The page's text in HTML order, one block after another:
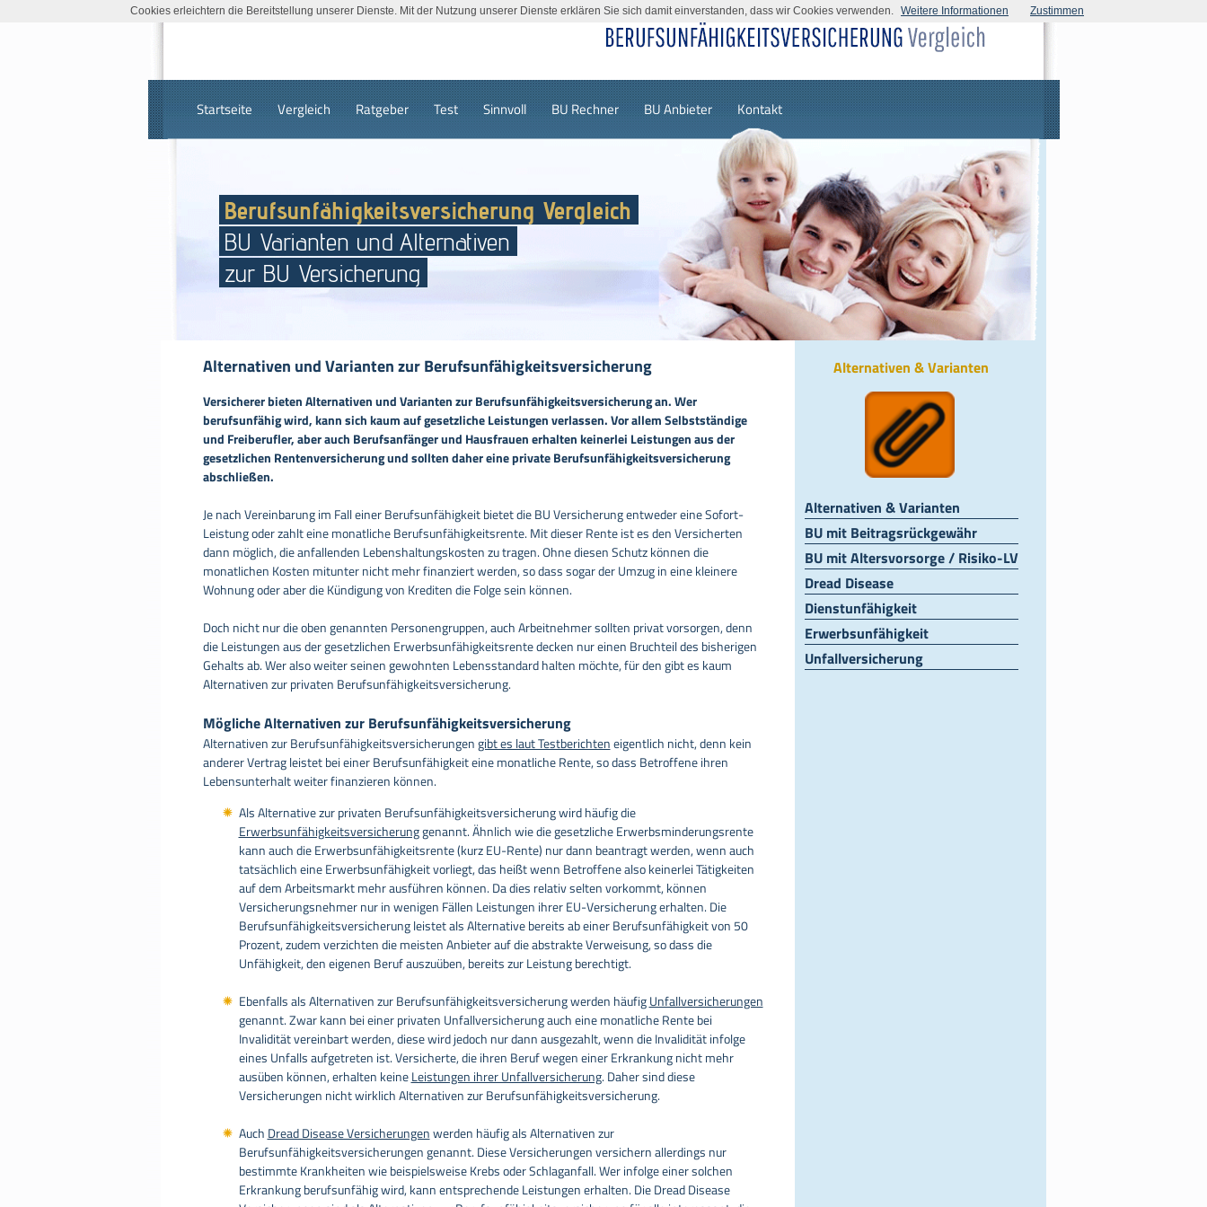
Startseite Vergleich Ratgeber Test Sinnvoll BU Rechner BU Anbieter Kontakt
Berufsunfähigkeitsversicherung Vergleich
BU Varianten und Alternativen
zur BU Versicherung
Alternativen und Varianten zur Berufsunfähigkeitsversicherung
Versicherer bieten Alternativen und Varianten zur Berufsunfähigkeitsversicherung an. Wer
berufsunfähig wird, kann sich kaum auf gesetzliche Leistungen verlassen. Vor allem Selbstständige
und Freiberufler, aber auch Berufsanfänger und Hausfrauen erhalten keinerlei Leistungen aus der
gesetzlichen Rentenversicherung und sollten daher eine private Berufsunfähigkeitsversicherung
abschließen.
Je nach Vereinbarung im Fall einer Berufsunfähigkeit bietet die BU Versicherung entweder eine Sofort-
Leistung oder zahlt eine monatliche Berufsunfähigkeitsrente. Mit dieser Rente ist es den Versicherten
dann möglich, die anfallenden Lebenshaltungskosten zu tragen. Ohne diesen Schutz können die
monatlichen Kosten mitunter nicht mehr finanziert werden, so dass sogar der Umzug in eine kleinere
Wohnung oder aber die Kündigung von Krediten die Folge sein können.
Doch nicht nur die oben genannten Personengruppen, auch Arbeitnehmer sollten privat vorsorgen, denn
die Leistungen aus der gesetzlichen Erwerbsunfähigkeitsrente decken nur einen Bruchteil des bisherigen
Gehalts ab. Wer also weiter seinen gewohnten Lebensstandard halten möchte, für den gibt es kaum
Alternativen zur privaten Berufsunfähigkeitsversicherung.
Mögliche Alternativen zur Berufsunfähigkeitsversicherung
Alternativen zur Berufsunfähigkeitsversicherungengibt es laut Testberichteneigentlich nicht, denn kein
anderer Vertrag leistet bei einer Berufsunfähigkeit eine monatliche Rente, so dass Betroffene ihren
Lebensunterhalt weiter finanzieren können.
Als Alternative zur privaten Berufsunfähigkeitsversicherung wird häufig die
Erwerbsunfähigkeitsversicherunggenannt. Ähnlich wie die gesetzliche Erwerbsminderungsrente
kann auch die Erwerbsunfähigkeitsrente (kurz EU-Rente) nur dann beantragt werden, wenn auch
tatsächlich eine Erwerbsunfähigkeit vorliegt, das heißt wenn Betroffene also keinerlei Tätigkeiten
auf dem Arbeitsmarkt mehr ausführen können. Da dies relativ selten vorkommt, können
Versicherungsnehmer nur in wenigen Fällen Leistungen ihrer EU-Versicherung erhalten. Die
Berufsunfähigkeitsversicherung leistet als Alternative bereits ab einer Berufsunfähigkeit von 50
Prozent, zudem verzichten die meisten Anbieter auf die abstrakte Verweisung, so dass die
Unfähigkeit, den eigenen Beruf auszuüben, bereits zur Leistung berechtigt.
Ebenfalls als Alternativen zur Berufsunfähigkeitsversicherung werden häufigUnfallversicherungen
genannt. Zwar kann bei einer privaten Unfallversicherung auch eine monatliche Rente bei
Invalidität vereinbart werden, diese wird jedoch nur dann ausgezahlt, wenn die Invalidität infolge
eines Unfalls aufgetreten ist. Versicherte, die ihren Beruf wegen einer Erkrankung nicht mehr
ausüben können, erhalten keineLeistungen ihrer Unfallversicherung. Daher sind diese
Versicherungen nicht wirklich Alternativen zur Berufsunfähigkeitsversicherung.
Auch Dread Disease Versicherungenwerden häufig als Alternativen zur
Berufsunfähigkeitsversicherungen genannt. Diese Versicherungen versichern allerdings nur
bestimmte Krankheiten wie beispielsweise Krebs oder Schlaganfall. Wer infolge einer solchen
Erkrankung berufsunfähig wird, kann entsprechende Leistungen erhalten. Die Dread Disease
Alternativen & Varianten
Alternativen & Varianten
BU mit Beitragsrückgewähr
BU mit Altersvorsorge / Risiko-LV
Dread Disease
Dienstunfähigkeit
Erwerbsunfähigkeit
Unfallversicherung
Cookies erleichtern die Bereitstellung unserer Dienste. Mit der Nutzung unserer Dienste erklären Sie sich damit einverstanden, dass wir Cookies verwenden. Weitere Informationen Zustimmen